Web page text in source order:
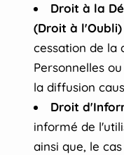
Droit à la
(Droit à l'Oubli)
cessation de la
Personnelles
la diffusion
Droit
informé de
ainsi que, le